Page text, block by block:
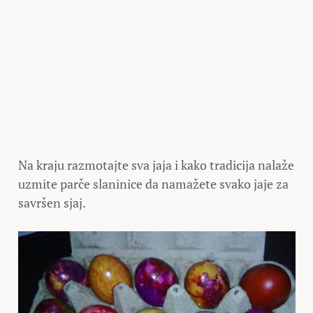
Na kraju razmotajte sva jaja i kako tradicija nalaže
uzmite parče slaninice da namažete svako jaje za
savršen sjaj.